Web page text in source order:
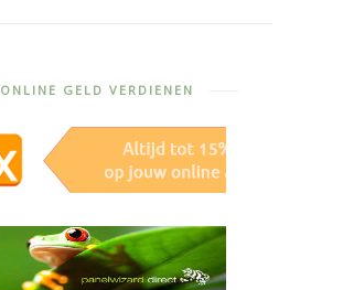
ONLINE GELD VERDIENEN